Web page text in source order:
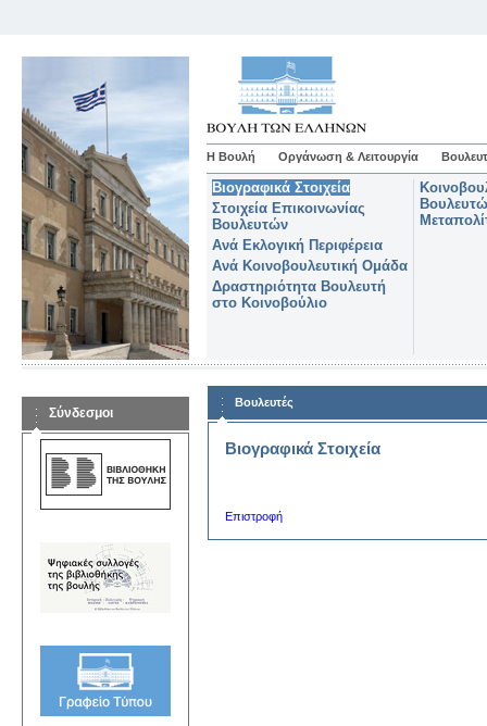
Η Βουλή Οργάνωση & Λειτουργία
Βιογραφικά Στοιχεία
Στοιχεία Επικοινωνίας
Βουλευτών
Ανά Εκλογική Περιφέρεια
Ανά Κοινοβουλευτική Ομάδα
Δραστηριότητα Βουλευτή
στο Κοινοβούλιο
Σύνδεσμοι
Βουλευτές
Βιογραφικά Στοιχεία
Επιστροφή